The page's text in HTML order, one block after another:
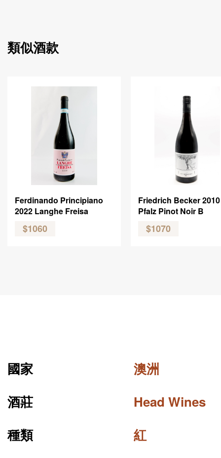
類似酒款
Ferdinando Principiano
2022 Langhe Freisa
$1060
Friedrich Becker 2010
Pfalz Pinot Noir B
$1070
國家
澳洲
酒莊
Head Wines
種類
紅